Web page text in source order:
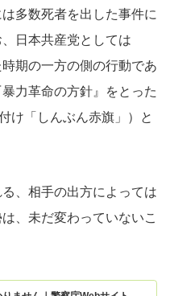
多数死者を出した事件に
日本共産党としては
期の一方の側の行動であ
力革命の方針』をとった
け「しんぶん赤旗」）と
、相手の出方によっては
、未だ変わっていないこ